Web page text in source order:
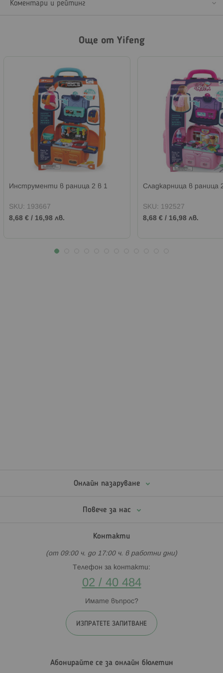
Коментари и рейтинг
Още от Yifeng
Инструменти в раница 2 в 1
SKU: 193667
8,68 € / 16,98 лв.
Сладкарница в раница
SKU: 192527
8,68 € / 16,98 лв.
Онлайн пазаруване
Повече за нас
Контакти
(от 09:00 ч. до 17:00 ч. в работни дни)
Телефон за контакти:
02 / 40 484
Имате въпрос?
ИЗПРАТЕТЕ ЗАПИТВАНЕ
Абонирайте се за онлайн бюлетин